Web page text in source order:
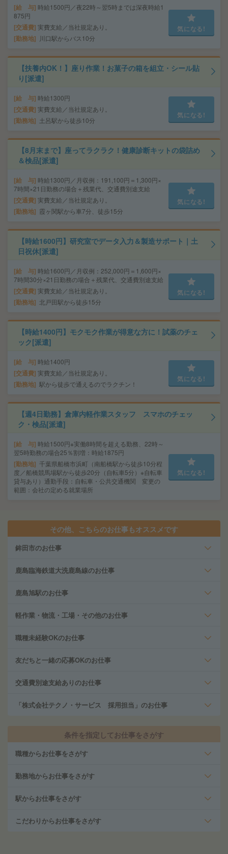
給 与 時給1500円／夜22時～翌5時までは深夜時給1
875円
交通費 実費支給／当社規定あり。
勤務地 川口駅からバス10分
気になる!
【扶養内OK！】座り作業！お菓子の箱を組立・シール貼
り[派遣]
給 与 時給1300円
交通費 実費支給／当社規定あり。
勤務地 土呂駅から徒歩10分
気になる!
【8月末まで】座ってラクラク！健康診断キットの袋詰め
＆検品[派遣]
給 与 時給1300円／月収例：191,100円＝1,300円×
7時間×21日勤務の場合＋残業代、交通費別途支給
交通費 実費支給／当社規定あり。
勤務地 霞ヶ関駅から車7分、徒歩15分
気になる!
【時給1600円】研究室でデータ入力＆製造サポート｜土
日祝休[派遣]
給 与 時給1600円／月収例：252,000円＝1,600円×
7時間30分×21日勤務の場合＋残業代、交通費別途支給
交通費 実費支給／当社規定あり。
勤務地 北戸田駅から徒歩15分
気になる!
【時給1400円】モクモク作業が得意な方に！試薬のチェ
ック[派遣]
給 与 時給1400円
交通費 実費支給／当社規定あり。
勤務地 駅から徒歩で通えるのでラクチン！
気になる!
【週4日勤務】倉庫内軽作業スタッフ スマホのチェッ
ク・検品[派遣]
給 与 時給1500円※実働8時間を超える勤務、22時～
翌5時勤務の場合25％割増：時給1875円
勤務地 千葉県船橋市浜町（南船橋駅から徒歩10分程
度／船橋競馬場駅から徒歩20分（自転車5分）※自転車
貸与あり）通勤手段：自転車・公共交通機関 変更の
範囲：会社の定める就業場所
気になる!
その他、こちらのお仕事もオススメです
鉾田市のお仕事
鹿島臨海鉄道大洗鹿島線のお仕事
鹿島旭駅のお仕事
軽作業・物流・工場・その他のお仕事
職種未経験OKのお仕事
友だちと一緒の応募OKのお仕事
交通費別途支給ありのお仕事
「株式会社テクノ・サービス 採用担当」のお仕事
条件を指定してお仕事をさがす
職種からお仕事をさがす
勤務地からお仕事をさがす
駅からお仕事をさがす
こだわりからお仕事をさがす